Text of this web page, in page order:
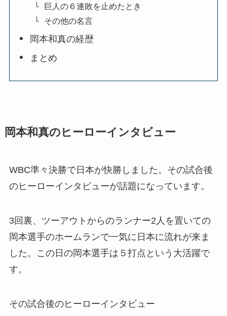
巨人の６連敗を止めたとき
その他の名言
岡本和真の経歴
まとめ
岡本和真のヒーローインタビュー
WBC準々決勝で日本が快勝しました。その試合後
のヒーローインタビューが話題になっています。
3回裏、ツーアウトからのランナー2人を置いての
岡本選手のホームランで一気に日本に流れが来ま
した。この日の岡本選手は５打点という大活躍で
す。
その試合後のヒーローインタビュー